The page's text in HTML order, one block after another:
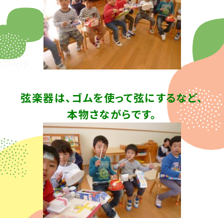
弦楽器は、ゴムを使って弦にするなど、
本物さながらです。